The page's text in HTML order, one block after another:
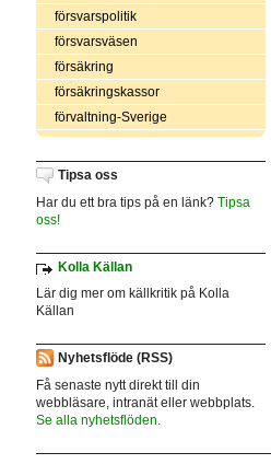
försvarspolitik
försvarsväsen
försäkring
försäkringskassor
förvaltning-Sverige
Tipsa oss
Har du ett bra tips på en länk? Tipsa
oss!
Kolla Källan
Lär dig mer om källkritik på Kolla
Källan
Nyhetsflöde (RSS)
Få senaste nytt direkt till din
webbläsare, intranät eller webbplats.
Se alla nyhetsflöden.